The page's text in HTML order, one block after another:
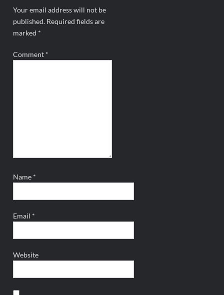
Your email address will not be
published. Required fields are
marked *
Comment *
Name *
Email *
Website